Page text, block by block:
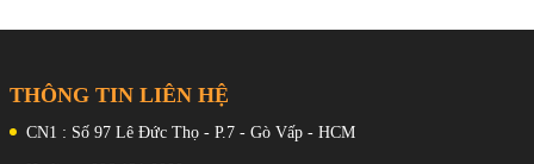
15mm (siêu rộng), 1/4.0", 1.12µm
1080p@30/60/120/240/960fps, con
quay hồi chuyển-EIS
Máy ảnh trước
THÔNG TIN LIÊN HỆ
CN1 : Số 97 Lê Đức Thọ - P.7 - Gò Vấp - HCM